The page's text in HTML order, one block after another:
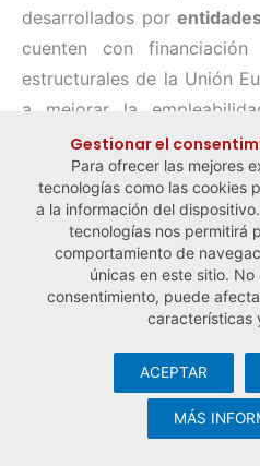
desarrollados por
cuenten con
estructurales de la Unión
a mejorar la
laboral en la Región de
← Noticia anterior
© Observatorio Español de la
Aviso legal y
cookies·
Gestionar el
Para ofrecer las mejores
tecnologías como las cookies
a la información del
tecnologías nos permitirá
comportamiento de
únicas en este sitio.
consentimiento, puede
características
ACEPTAR
MÁS